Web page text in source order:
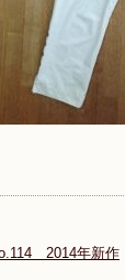
2014年新作